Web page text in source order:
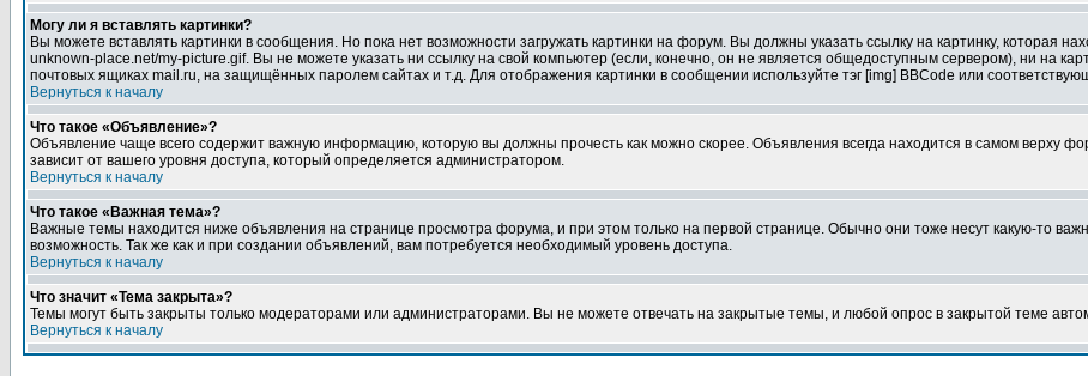
Могу ли я вставлять картинки?
Вы можете вставлять картинки в сообщения. Но пока нет возможности загружать картинки на форум. Вы должны указать ссылку на картинку, которая
unknown-place.net/my-picture.gif. Вы не можете указать ни ссылку на свой компьютер (если, конечно, он не является общедоступным сервером), ни на
почтовых ящиках mail.ru, на защищённых паролем сайтах и т.д. Для отображения картинки в сообщении используйте тэг [img] BBCode или
Вернуться к началу
Что такое «Объявление»?
Объявление чаще всего содержит важную информацию, которую вы должны прочесть как можно скорее. Объявления всегда находится в самом верху
зависит от вашего уровня доступа, который определяется администратором.
Вернуться к началу
Что такое «Важная тема»?
Важные темы находится ниже объявления на странице просмотра форума, и при этом только на первой странице. Обычно они тоже несут какую-то
возможность. Так же как и при создании объявлений, вам потребуется необходимый уровень доступа.
Вернуться к началу
Что значит «Тема закрыта»?
Темы могут быть закрыты только модераторами или администраторами. Вы не можете отвечать на закрытые темы, и любой опрос в закрытой теме
Вернуться к началу